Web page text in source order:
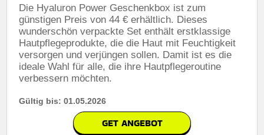
Die Hyaluron Power Geschenkbox ist zum
günstigen Preis von 44 € erhältlich. Dieses
wunderschön verpackte Set enthält erstklassige
Hautpflegeprodukte, die die Haut mit Feuchtigkeit
versorgen und verjüngen sollen. Damit ist es die
ideale Wahl für alle, die ihre Hautpflegeroutine
verbessern möchten.
Gültig bis: 01.05.2026
GET ANGEBOT